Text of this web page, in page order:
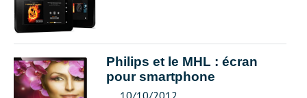
Philips et le MHL : écran
pour smartphone
10/10/2012